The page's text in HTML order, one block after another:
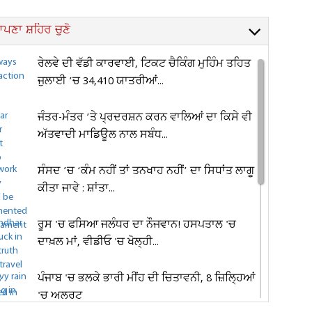
ਸ਼ਹਿਰ ਚੁਣੋ
ਰੇਲਵੇ ਦੀ ਵੱਡੀ ਕਾਰਵਾਈ, ਟਿਕਟ ਚੈਕਿੰਗ ਮੁਹਿੰਮ ਤਹਿਤ
ਜੁਲਾਈ ’ਚ 34,410 ਯਾਤਰੀਆਂ...
ਜੰਤਰ-ਮੰਤਰ ’ਤੇ ਪ੍ਰਦਰਸ਼ਨ ਕਰਨ ਵਾਲਿਆਂ ਦਾ ਕਿਸੇ ਵੀ
ਅੱਤਵਾਦੀ ਮਾਡਿਊਲ ਨਾਲ ਸਬੰਧ...
ਸੰਸਦ ’ਚ ‘ਕੰਮ ਨਹੀਂ ਤਾਂ ਤਨਖਾਹ ਨਹੀਂ’ ਦਾ ਸਿਧਾਂਤ ਲਾਗੂ
ਕੀਤਾ ਜਾਵੇ : ਸ਼ਾਂਤਾ...
ਰੂਸ 'ਚ ਫਸਿਆ ਜਲੰਧਰ ਦਾ ਨੌਜਵਾਨ! ਹਸਪਤਾਲ 'ਚ
ਦਾਖ਼ਲ ਮਾਂ, ਵੀਡੀਓ 'ਚ ਖੋਲ੍ਹੀ...
ਪੰਜਾਬ 'ਚ ਭਲਕੇ ਭਾਰੀ ਮੀਂਹ ਦੀ ਚਿਤਾਵਨੀ, 8 ਜ਼ਿਲ੍ਹਿਆਂ
'ਚ ਅਲਰਟ